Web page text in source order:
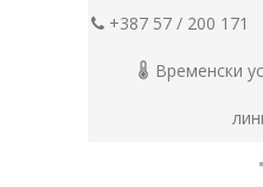
+387 57 / 200 171
Временски